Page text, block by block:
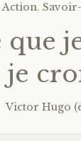
Action,
que
je
Victor Hugo